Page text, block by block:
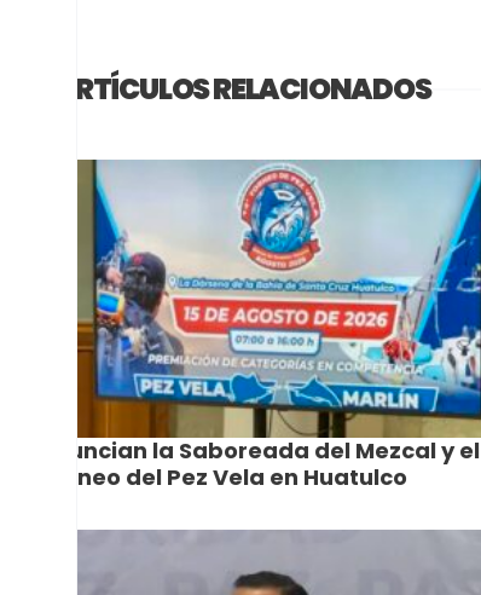
ARTÍCULOS RELACIONADOS
Anuncian la Saboreada del Mezcal y el
Torneo del Pez Vela en Huatulco